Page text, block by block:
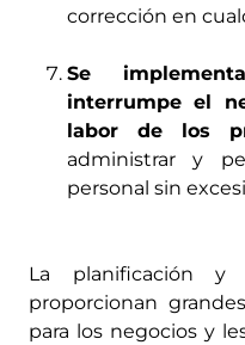
corrección en
Se
interrumpe el
labor de los
administrar y
personal sin
La planificación y
proporcionan
para los negocios y